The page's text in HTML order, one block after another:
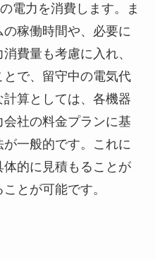
電力を消費します。ま
稼働時間や、必要に
費量も考慮に入れ、
で、留守中の電気代
算としては、各機器
社の料金プランに基
一般的です。これに
的に見積もることが
とが可能です。